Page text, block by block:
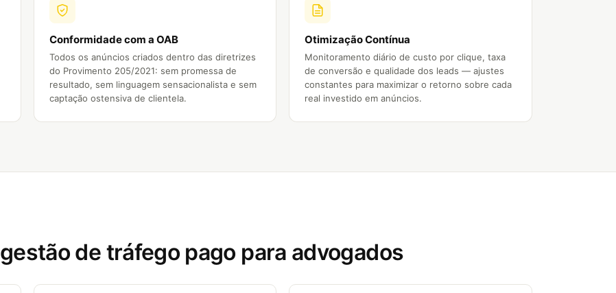
Conformidade com a OAB
Todos os anúncios criados dentro das diretrizes
do Provimento 205/2021: sem promessa de
resultado, sem linguagem sensacionalista e sem
captação ostensiva de clientela.
Otimização Contínua
Monitoramento diário de custo por clique, taxa
de conversão e qualidade dos leads — ajustes
constantes para maximizar o retorno sobre cada
real investido em anúncios.
gestão de tráfego pago para advogados